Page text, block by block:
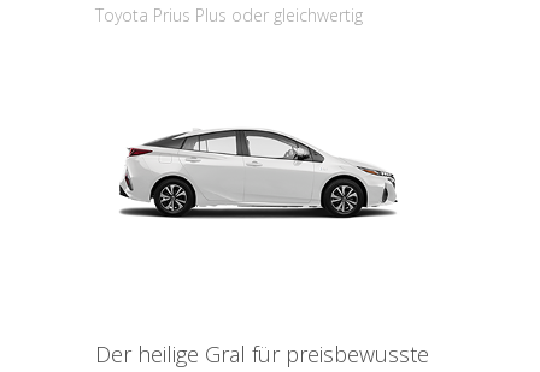
Toyota Prius Plus oder gleichwertig
Der heilige Gral für preisbewusste